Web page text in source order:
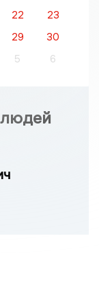
22
23
29
30
5 6